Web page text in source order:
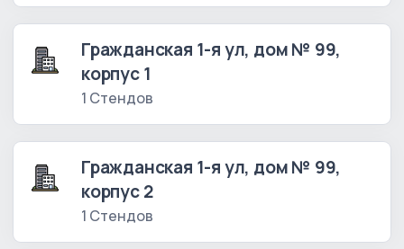
Гражданская 1-я ул, дом № 99,
корпус 1
1 Стендов
Гражданская 1-я ул, дом № 99,
корпус 2
1 Стендов